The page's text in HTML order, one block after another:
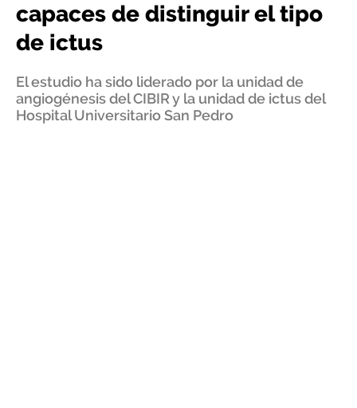
capaces de distinguir el tipo
de ictus
El estudio ha sido liderado por la unidad de
angiogénesis del CIBIR y la unidad de ictus del
Hospital Universitario San Pedro